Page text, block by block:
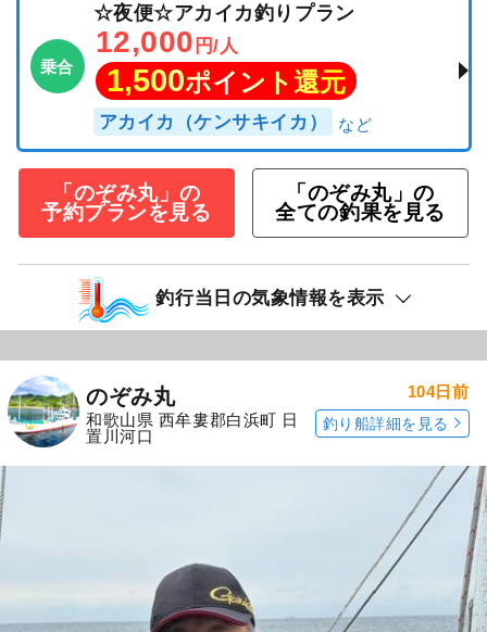
乗合
☆夜便☆アカイカ釣りプラン
12,000 円/人
1,500ポイント還元
アカイカ（ケンサキイカ）
「のぞみ丸」の
予約プランを見る
「のぞみ丸」の
全ての釣果を見る
釣行当日の気象情報を表示
のぞみ丸
和歌山県 西牟婁郡白浜町 日
置川河口
104日前
釣り船詳細を見る